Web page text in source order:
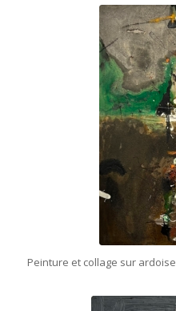
Peinture et collage sur ardoise